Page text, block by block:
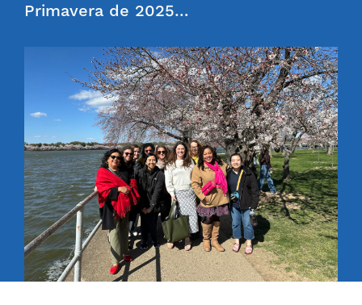
Primavera de 2025…